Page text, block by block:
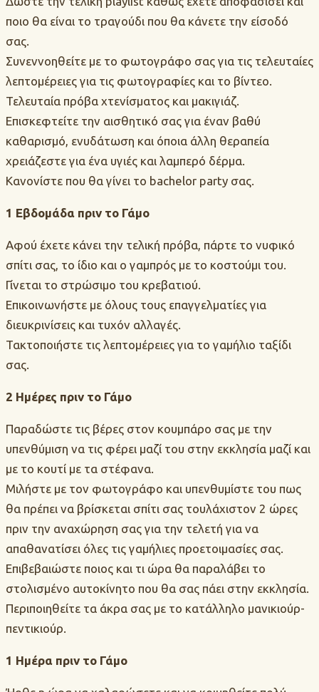
ποιο θα είναι το τραγούδι που θα κάνετε την είσοδό
σας.
Συνεννοηθείτε με το φωτογράφο σας για τις τελευταίες
λεπτομέρειες για τις φωτογραφίες και το βίντεο.
Τελευταία πρόβα χτενίσματος και μακιγιάζ.
Επισκεφτείτε την αισθητικό σας για έναν βαθύ
καθαρισμό, ενυδάτωση και όποια άλλη θεραπεία
χρειάζεστε για ένα υγιές και λαμπερό δέρμα.
Κανονίστε που θα γίνει το bachelor party σας.
1 Εβδομάδα πριν το Γάμο
Αφού έχετε κάνει την τελική πρόβα, πάρτε το νυφικό
σπίτι σας, το ίδιο και ο γαμπρός με το κοστούμι του.
Γίνεται το στρώσιμο του κρεβατιού.
Επικοινωνήστε με όλους τους επαγγελματίες για
διευκρινίσεις και τυχόν αλλαγές.
Τακτοποιήστε τις λεπτομέρειες για το γαμήλιο ταξίδι
σας.
2 Ημέρες πριν το Γάμο
Παραδώστε τις βέρες στον κουμπάρο σας με την
υπενθύμιση να τις φέρει μαζί του στην εκκλησία μαζί και
με το κουτί με τα στέφανα.
Μιλήστε με τον φωτογράφο και υπενθυμίστε του πως
θα πρέπει να βρίσκεται σπίτι σας τουλάχιστον 2 ώρες
πριν την αναχώρηση σας για την τελετή για να
απαθανατίσει όλες τις γαμήλιες προετοιμασίες σας.
Επιβεβαιώστε ποιος και τι ώρα θα παραλάβει το
στολισμένο αυτοκίνητο που θα σας πάει στην εκκλησία.
Περιποιηθείτε τα άκρα σας με το κατάλληλο μανικιούρ-
πεντικιούρ.
1 Ημέρα πριν το Γάμο